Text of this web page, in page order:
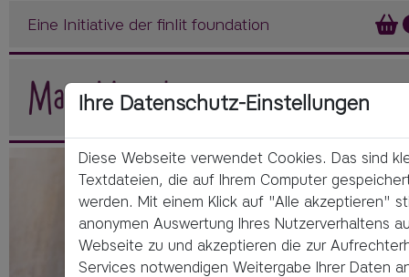
Eine Initiative der finlit foundation
Ihre Datenschutz-Einstellungen
Diese Webseite verwendet Cookies. Das sind
Textdateien, die auf Ihrem Computer
werden. Mit einem Klick auf "Alle akzeptieren"
anonymen Auswertung Ihres Nutzerverhaltens
Webseite zu und akzeptieren die zur
Services notwendigen Weitergabe Ihrer Daten